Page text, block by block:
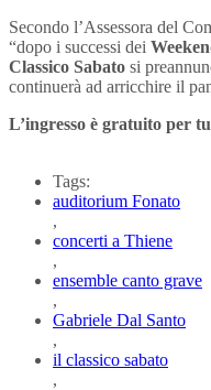
Secondo l’Assessora del
“dopo i successi dei
Classico Sabato si
continuerà ad arricchire il
L’ingresso è gratuito per
Tags:
auditorium Fonato
,
concerti a Thiene
,
ensemble canto grave
,
Gabriele Dal Santo
,
il classico sabato
,